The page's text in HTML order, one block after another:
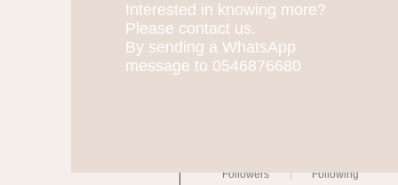
Interested in knowing more?
Please contact us.
By sending a WhatsApp
message to 0546876680
Followers Following
More actions